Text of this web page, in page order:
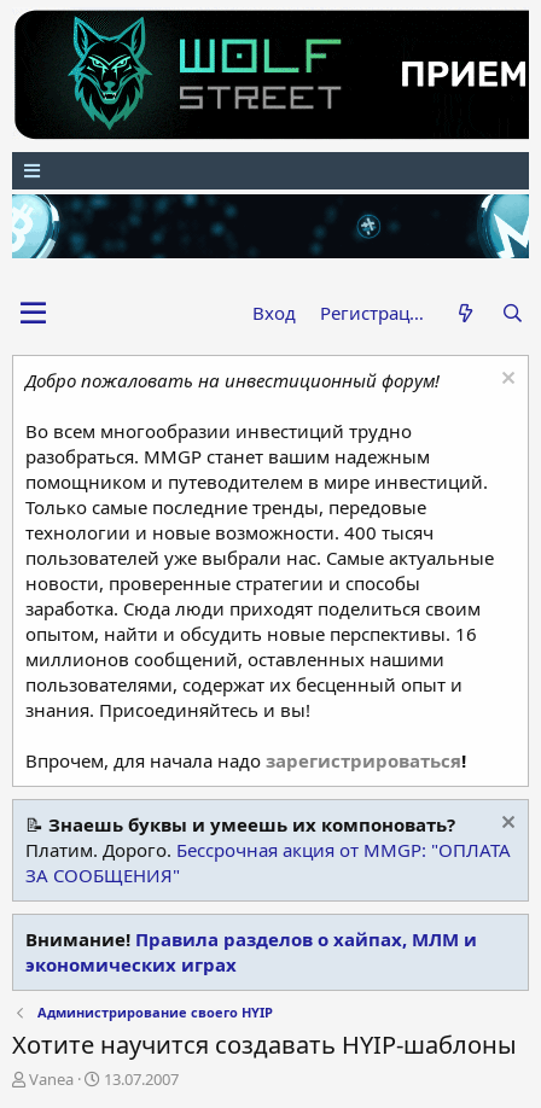
Вход Регистрация
Добро пожаловать на инвестиционный форум!
Во всем многообразии инвестиций трудно
разобраться. MMGP станет вашим надежным
помощником и путеводителем в мире инвестиций.
Только самые последние тренды, передовые
технологии и новые возможности. 400 тысяч
пользователей уже выбрали нас. Самые актуальные
новости, проверенные стратегии и способы
заработка. Сюда люди приходят поделиться своим
опытом, найти и обсудить новые перспективы. 16
миллионов сообщений, оставленных нашими
пользователями, содержат их бесценный опыт и
знания. Присоединяйтесь и вы!
Впрочем, для начала надо зарегистрироваться!
📝 Знаешь буквы и умеешь их компоновать?
Платим. Дорого. Бессрочная акция от MMGP: "ОПЛАТА
ЗА СООБЩЕНИЯ"
Внимание! Правила разделов о хайпах, МЛМ и
экономических играх
Администрирование своего HYIP
Хотите научится создавать HYIP-шаблоны
А
Vanea
Д13.07.2007